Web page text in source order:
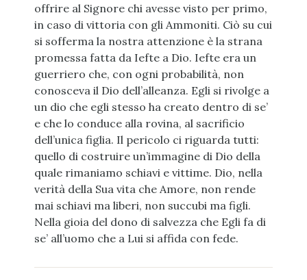
offrire al Signore chi avesse visto per primo,
in caso di vittoria con gli Ammoniti. Ciò su cui
si sofferma la nostra attenzione è la strana
promessa fatta da Iefte a Dio. Iefte era un
guerriero che, con ogni probabilità, non
conosceva il Dio dell’alleanza. Egli si rivolge a
un dio che egli stesso ha creato dentro di se’
e che lo conduce alla rovina, al sacrificio
dell’unica figlia. Il pericolo ci riguarda tutti:
quello di costruire un’immagine di Dio della
quale rimaniamo schiavi e vittime. Dio, nella
verità della Sua vita che Amore, non rende
mai schiavi ma liberi, non succubi ma figli.
Nella gioia del dono di salvezza che Egli fa di
se’ all’uomo che a Lui si affida con fede.